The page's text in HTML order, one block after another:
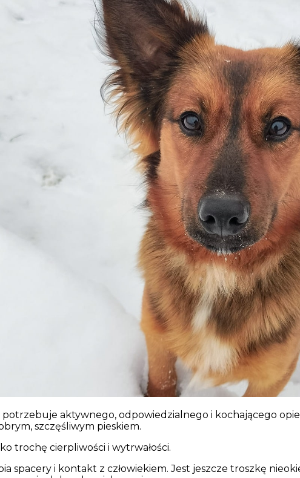
potrzebuje aktywnego, odpowiedzialnego i kochającego
szczęśliwym pieskiem.
trochę cierpliwości i wytrwałości.
spacery i kontakt z człowiekiem. Jest jeszcze troszkę